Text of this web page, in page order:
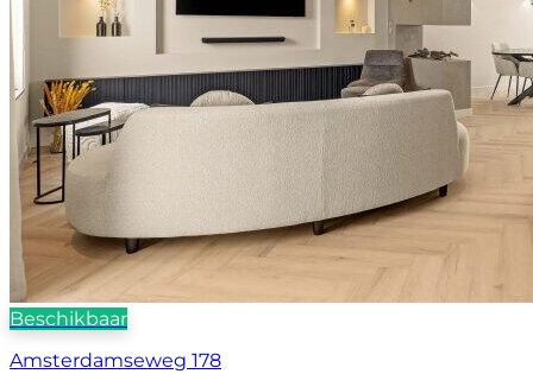
Beschikbaar
Amsterdamseweg 178